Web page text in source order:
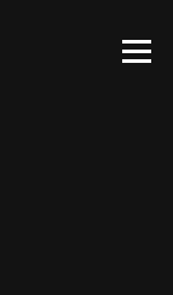
Menu